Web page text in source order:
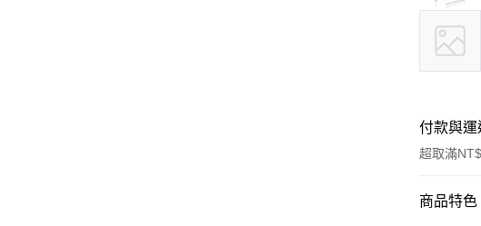
付款與運
超取滿
付款方式
商品特色